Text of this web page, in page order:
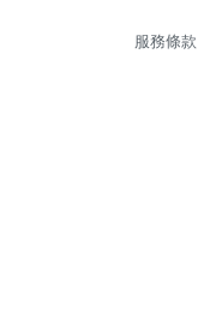
服務條款